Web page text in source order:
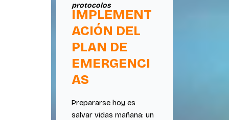
protocolos
IMPLEMENT
ACIÓN DEL
PLAN DE
EMERGENCI
AS
Prepararse hoy es
salvar vidas mañana: un